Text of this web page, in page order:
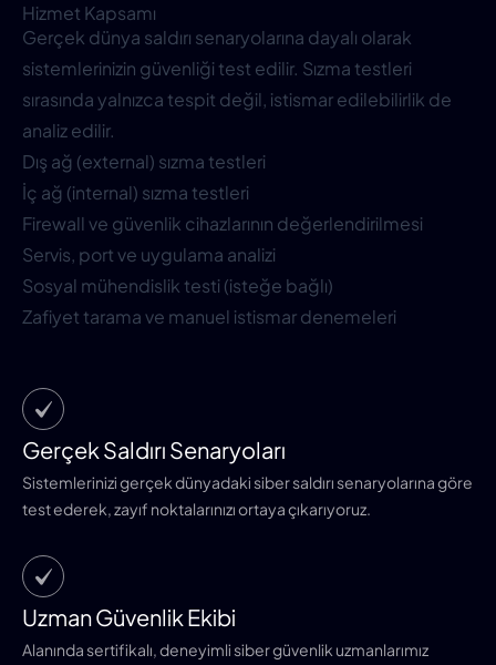
Hizmet Kapsamı
Gerçek dünya saldırı senaryolarına dayalı olarak
sistemlerinizin güvenliği test edilir. Sızma testleri
sırasında yalnızca tespit değil, istismar edilebilirlik de
analiz edilir.
Dış ağ (external) sızma testleri
İç ağ (internal) sızma testleri
Firewall ve güvenlik cihazlarının değerlendirilmesi
Servis, port ve uygulama analizi
Sosyal mühendislik testi (isteğe bağlı)
Zafiyet tarama ve manuel istismar denemeleri
Gerçek Saldırı Senaryoları
Sistemlerinizi gerçek dünyadaki siber saldırı senaryolarına göre
test ederek, zayıf noktalarınızı ortaya çıkarıyoruz.
Uzman Güvenlik Ekibi
Alanında sertifikalı, deneyimli siber güvenlik uzmanlarımız